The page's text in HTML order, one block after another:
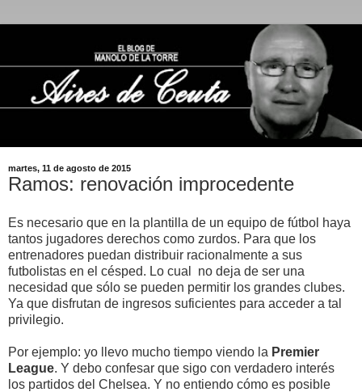
martes, 11 de agosto de 2015
Ramos: renovación improcedente
Es necesario que en la plantilla de un equipo de fútbol haya
tantos jugadores derechos como zurdos. Para que los
entrenadores puedan distribuir racionalmente a sus
futbolistas en el césped. Lo cual no deja de ser una
necesidad que sólo se pueden permitir los grandes clubes.
Ya que disfrutan de ingresos suficientes para acceder a tal
privilegio.
Por ejemplo: yo llevo mucho tiempo viendo la Premier
League. Y debo confesar que sigo con verdadero interés
los partidos del Chelsea. Y no entiendo cómo es posible